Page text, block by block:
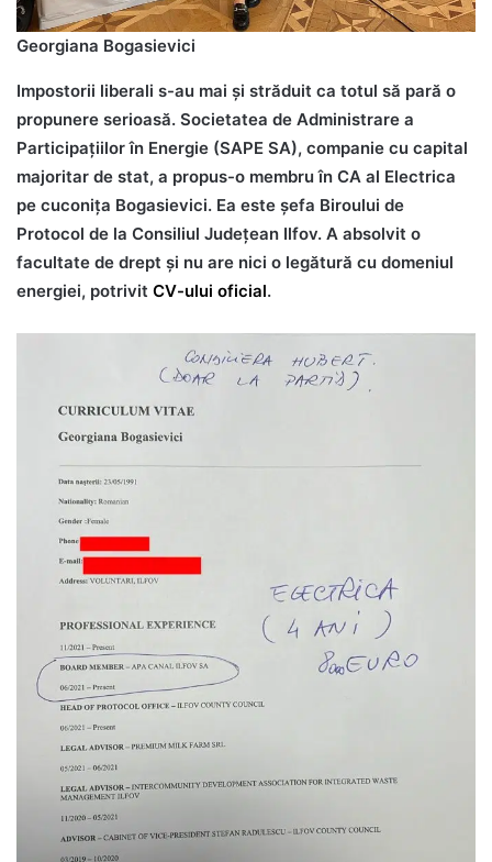
Georgiana Bogasievici
Impostorii liberali s-au mai și străduit ca totul să pară o
propunere serioasă. Societatea de Administrare a
Participațiilor în Energie (SAPE SA), companie cu capital
majoritar de stat, a propus-o membru în CA al Electrica
pe cuconița Bogasievici. Ea este șefa Biroului de
Protocol de la Consiliul Județean Ilfov. A absolvit o
facultate de drept și nu are nici o legătură cu domeniul
energiei, potrivit CV-ului oficial.